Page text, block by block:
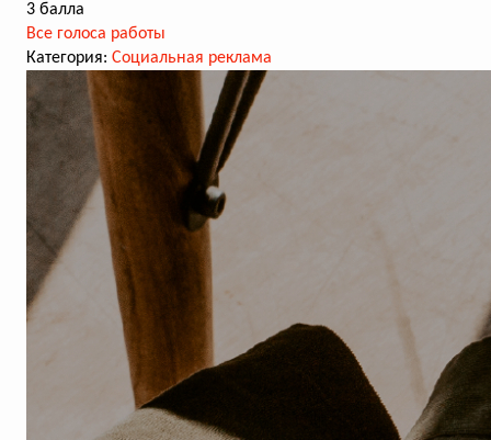
3 балла
Все голоса работы
Категория: Социальная реклама